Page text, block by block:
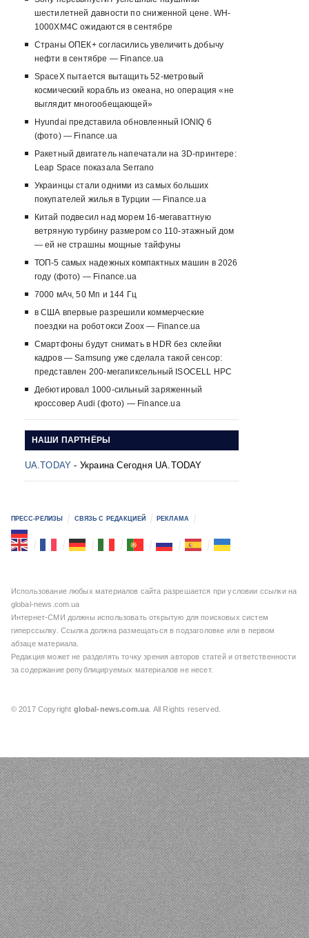
шестилетней давности по сниженной цене. WH-
1000XM4C ожидаются в сентябре
Страны ОПЕК+ согласились увеличить добычу
нефти в сентябре — Finance.ua
SpaceX пытается вытащить 52-метровый
космический корабль из океана, но операция «не
выглядит многообещающей»
Hyundai представила обновленный IONIQ 6
(фото) — Finance.ua
Ракетный двигатель напечатали на 3D-принтере:
Leap Space показала Serrano
Украинцы стали одними из самых больших
покупателей жилья в Турции — Finance.ua
Китай подвесил над морем 16-мегаваттную
ветряную турбину размером со 110-этажный дом
— ей не страшны мощные тайфуны
ТОП-5 самых надежных компактных машин в 2026
году (фото) — Finance.ua
7000 мАч, 50 Мп и 144 Гц
в США впервые разрешили коммерческие
поездки на роботокси Zoox — Finance.ua
Смартфоны будут снимать в HDR без склейки
кадров — Samsung уже сделала такой сенсор:
представлен 200-мегапиксельный ISOCELL HPC
Дебютировал 1000-сильный заряженный
кроссовер Audi (фото) — Finance.ua
НАШИ ПАРТНЁРЫ
UA.TODAY - Украина Сегодня UA.TODAY
ПРЕСС-РЕЛИЗЫ СВЯЗЬ С РЕДАКЦИЕЙ РЕКЛАМА
Использование любых материалов сайта разрешается при условии ссылки на
global-news.com.ua
Интернет-СМИ должны использовать открытую для поисковых систем
гиперссылку. Ссылка должна размещаться в подзаголовке или в первом
абзаце материала.
Редакция может не разделять точку зрения авторов статей и ответственности
за содержание републицируемых материалов не несет.
© 2017 Copyright global-news.com.ua . All Rights reserved.